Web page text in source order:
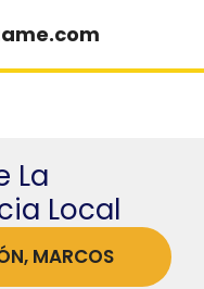
La
Local
MARCOS